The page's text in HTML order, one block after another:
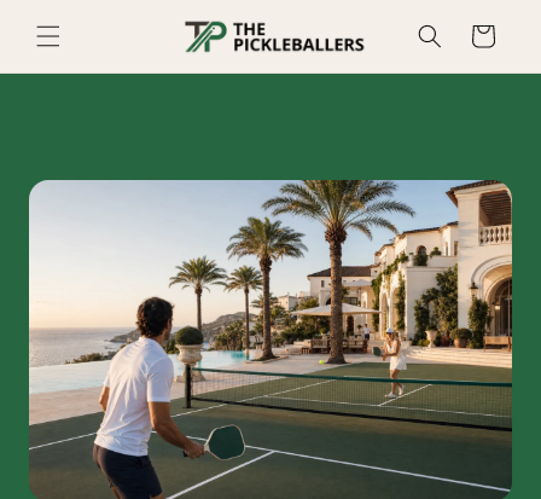
content
Cart